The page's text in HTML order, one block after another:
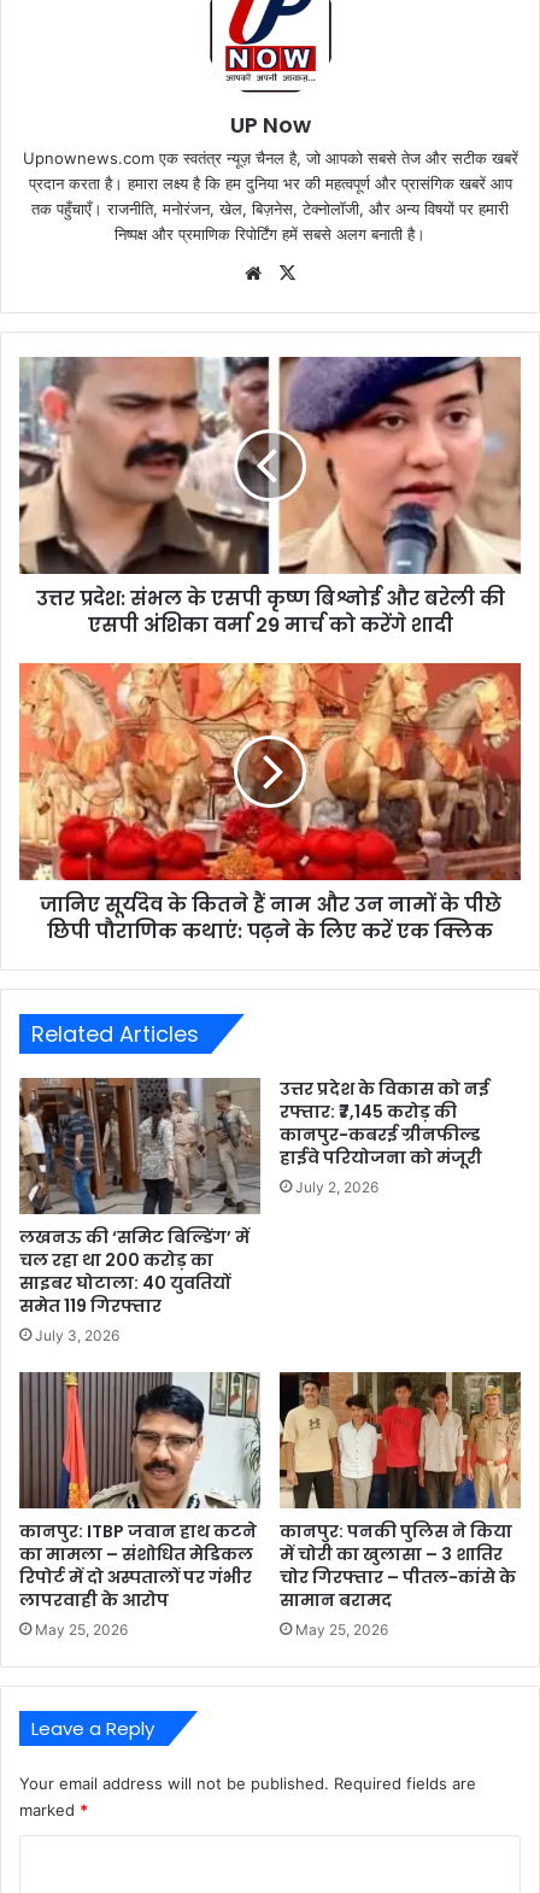
UP Now
Upnownews.com एक स्वतंत्र न्यूज़ चैनल है, जो आपको सबसे तेज और सटीक खबरें
प्रदान करता है। हमारा लक्ष्य है कि हम दुनिया भर की महत्वपूर्ण और प्रासंगिक खबरें आप
तक पहुँचाएँ। राजनीति, मनोरंजन, खेल, बिज़नेस, टेक्नोलॉजी, और अन्य विषयों पर हमारी
निष्पक्ष और प्रमाणिक रिपोर्टिंग हमें सबसे अलग बनाती है।
Website
उत्तर प्रदेश: संभल के एसपी कृष्ण बिश्नोई और बरेली की
एसपी अंशिका वर्मा 29 मार्च को करेंगे शादी
जानिए सूर्यदेव के कितने हैं नाम और उन नामों के पीछे
छिपी पौराणिक कथाएं: पढ़ने के लिए करें एक क्लिक
Related Articles
लखनऊ की ‘समिट बिल्डिंग’ में
चल रहा था 200 करोड़ का
साइबर घोटाला: 40 युवतियों
समेत 119 गिरफ्तार
July 3, 2026
उत्तर प्रदेश के विकास को नई
रफ्तार: ₹7,145 करोड़ की
कानपुर-कबरई ग्रीनफील्ड
हाईवे परियोजना को मंजूरी
July 2, 2026
कानपुर: ITBP जवान हाथ कटने
का मामला – संशोधित मेडिकल
रिपोर्ट में दो अस्पतालों पर गंभीर
लापरवाही के आरोप
May 25, 2026
कानपुर: पनकी पुलिस ने किया
में चोरी का खुलासा – 3 शातिर
चोर गिरफ्तार – पीतल-कांसे के
सामान बरामद
May 25, 2026
Leave a Reply
Your email address will not be published. Required fields are
marked *